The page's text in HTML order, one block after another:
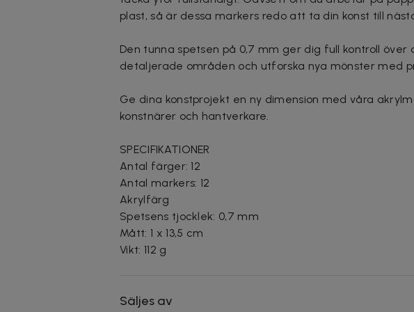
plast, så är dessa markers redo att ta din konst till
Den tunna spetsen på 0,7 mm ger dig full kontroll över
detaljerade områden och utforska nya mönster med
Ge dina konstprojekt en ny dimension med våra
konstnärer och hantverkare.
SPECIFIKATIONER
Antal färger: 12
Antal markers: 12
Akrylfärg
Spetsens tjocklek: 0,7 mm
Mått: 1 x 13,5 cm
Vikt: 112 g
Säljes av